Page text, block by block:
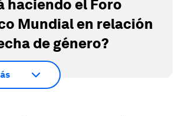
haciendo el Foro
Mundial en relación
de género?